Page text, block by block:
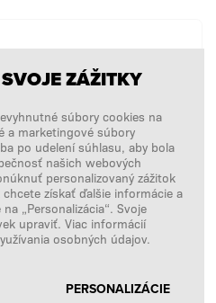
objednávku bez
PRIHLÁSENIA
ZÁŽITKY
súbory cookies na
a marketingové súbory
po udelení súhlasu, aby bola
našich webových
personalizovaný zážitok
získať ďalšie informácie a
„Personalizácia“. Svoje
upraviť. Viac informácií
osobných údajov.
PERSONALIZÁCIE